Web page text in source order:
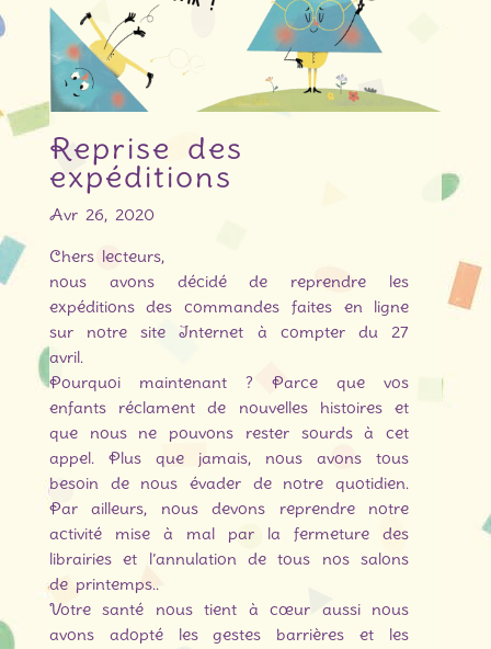
Reprise des
expéditions
Avr 26, 2020
Chers lecteurs,
nous avons décidé de reprendre les
expéditions des commandes faites en ligne
sur notre site Internet à compter du 27
avril.
Pourquoi maintenant ? Parce que vos
enfants réclament de nouvelles histoires et
que nous ne pouvons rester sourds à cet
appel. Plus que jamais, nous avons tous
besoin de nous évader de notre quotidien.
Par ailleurs, nous devons reprendre notre
activité mise à mal par la fermeture des
librairies et l’annulation de tous nos salons
de printemps..
Votre santé nous tient à cœur aussi nous
avons adopté les gestes barrières et les